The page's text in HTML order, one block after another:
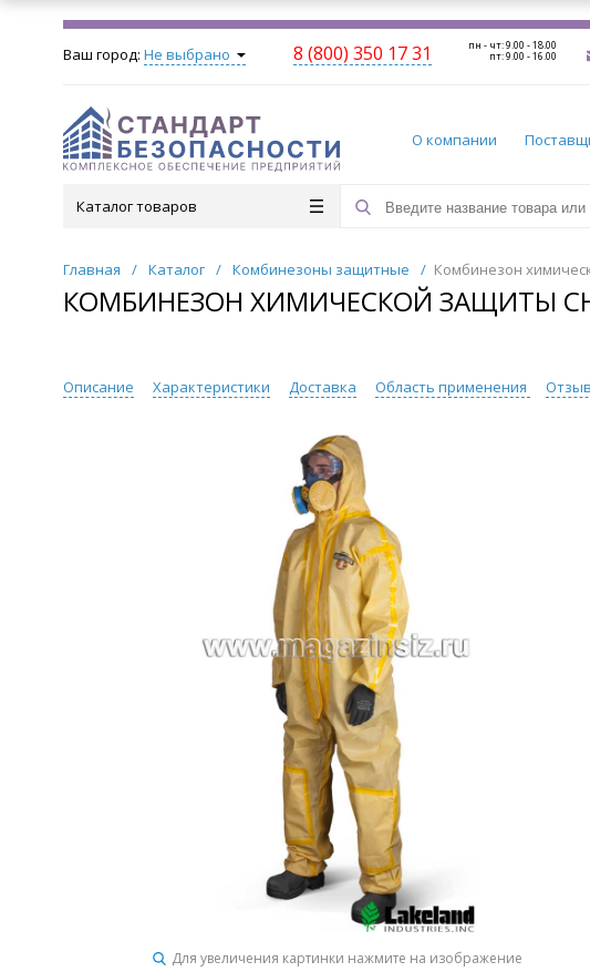
Ваш город: Не выбрано 8 (800) 350 17 31 пн - чт: 9.00 - 18.00
пт: 9.00 - 16.00
О компании
Каталог товаров
Главная / Каталог / Комбинезоны защитные / Комбинезон
КОМБИНЕЗОН ХИМИЧЕСКОЙ ЗАЩИТЫ
Описание Характеристики Доставка Область применения
Для увеличения картинки нажмите на изображение